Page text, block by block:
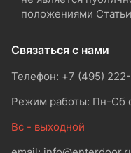
положениями
Связаться с нами
Телефон: +7 (495)
Режим работы: Пн-Сб
Вс - выходной